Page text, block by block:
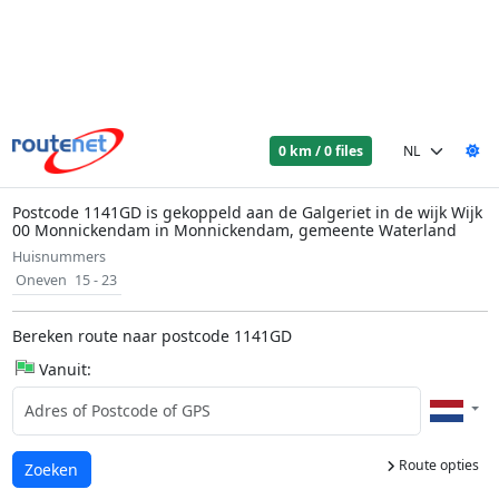
0 km / 0 files
Postcode 1141GD is gekoppeld aan de Galgeriet in de wijk Wijk
00 Monnickendam in Monnickendam, gemeente Waterland
Huisnummers
Oneven 15 - 23
Bereken route naar postcode 1141GD
Vanuit:
Route opties
Laden...
Zoeken